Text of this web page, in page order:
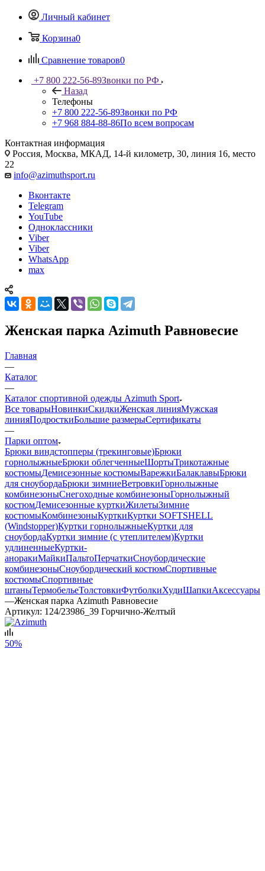
Личный кабинет
Корзина0
Сравнение товаров0
+7 800 222-56-89Звонки по РФ
Назад
Телефоны
+7 800 222-56-89Звонки по РФ
+7 968 884-88-86По всем вопросам
Контактная информация
Россия, Москва, МКАД, 14-й километр, 30, линия 16, место
22
info@azimuthsport.ru
Вконтакте
Telegram
YouTube
Одноклассники
Viber
Viber
WhatsApp
max
Женская парка Azimuth Равновесие
Главная
—
Каталог
—
Каталог спортивной одежды Azimuth Sport
Все товарыНовинкиСкидкиЖенская линияМужская
линияПодросткиБольшие размерыСертификаты
—
Парки оптом
Брюки виндстопперы (трекинговые)Брюки
горнолыжныеБрюки облегченныеШортыТрикотажные
костюмыДемисезонные костюмыВарежкиБалаклавыБрюки
для сноубордаБрюки зимниеВетровкиГорнолыжные
комбинезоныСнегоходные комбинезоныГорнолыжный
костюмДемисезонные курткиЖилетыЗимние
костюмыКомбинезоныКурткиКуртки SOFTSHELL
(Windstopper)Куртки горнолыжныеКуртки для
сноубордаКуртки зимние (с утеплителем)Куртки
удлиненныеКуртки-
аноракиМайкиПальтоПерчаткиСноубордические
комбинезоныСноубордический костюмСпортивные
костюмыСпортивные
штаныТермобельеТолстовкиФутболкиХудиШапкиАксессуары
—Женская парка Azimuth Равновесие
Артикул: 124/23986_39 Горчично-Желтый
50%